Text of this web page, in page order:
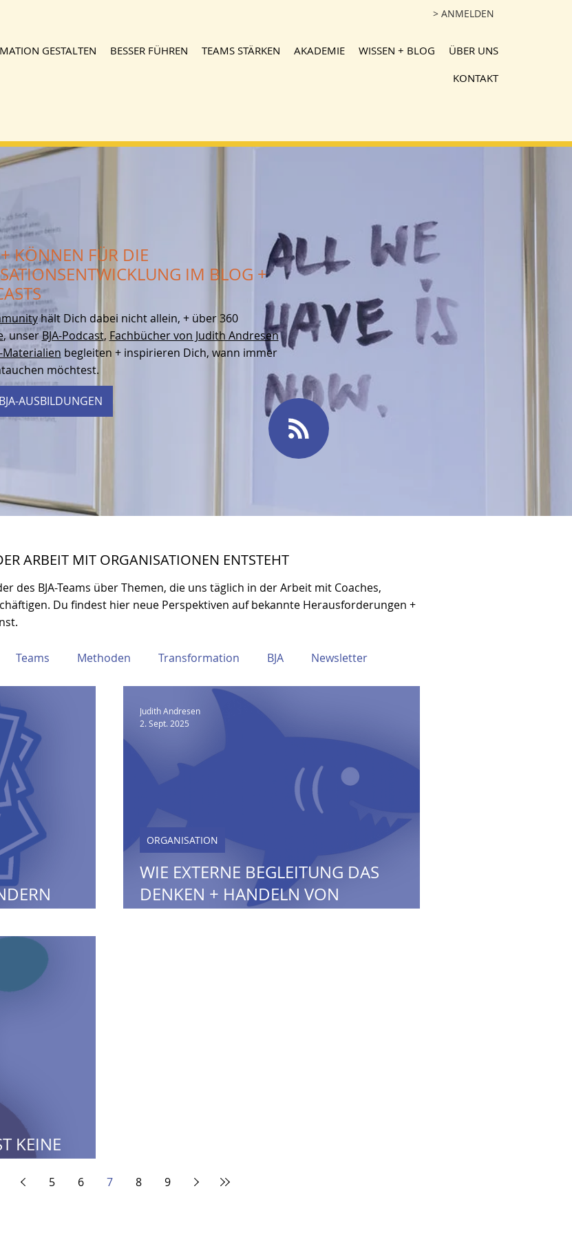
> ANMELDEN
GESTALTEN BESSER FÜHREN TEAMS STÄRKEN AKADEMIE WISSEN + BLOG
ÜBER UNS
KONTAKT
KÖNNEN FÜR DIE
IM BLOG +
hält Dich dabei nicht allein, + über 360
, unserBJA-Podcast, Fachbücher von Judith Andresen
begleiten + inspirieren Dich, wann immer
möchtest.
AUSBILDUNGEN
ARBEIT MIT ORGANISATIONEN ENTSTEHT
des BJA-Teams über Themen, die uns täglich in der Arbeit mit Coaches,
Du findest hier neue Perspektiven auf bekannte Herausforderungen +
Teams Methoden Transformation BJA Newsletter
WIE EXTERNE BEGLEITUNG DAS
DENKEN + HANDELN VON
ORGANISATIONEN ERSTICKEN KANN
ORGANISATION
Judith Andresen
2. Sept. 2025
KEINE
5 6 7 8 9